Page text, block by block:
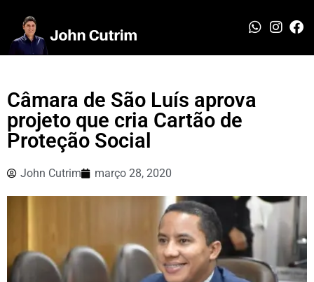
Câmara de São Luís aprova
projeto que cria Cartão de
Proteção Social
John Cutrim março 28, 2020